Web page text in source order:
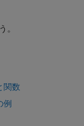
。
関数
例